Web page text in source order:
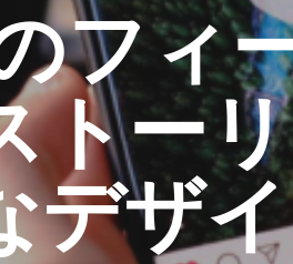
フィ
トー
デザ